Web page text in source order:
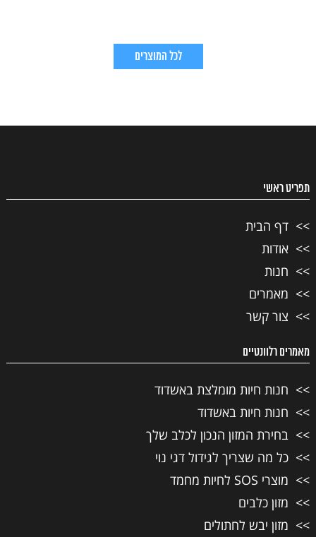
לכל המוצרים
תפריט ראשי
דף הבית
אודות
חנות
מאמרים
צור קשר
מאמרים רלוונטיים
חנות חיות מומלצת באשדוד
חנות חיות באשדוד
בחירת המזון הנכון לכלב שלך
כל מה שצריך לגידול דגי נוי
מוצרי SOS לחיות מחמד
מזון כלבים
מזון יבש לחתולים